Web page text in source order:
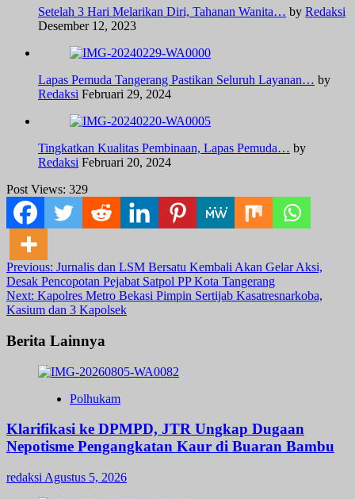
Setelah 3 Hari Melarikan Diri, Tahanan Wanita… by Redaksi
Desember 12, 2023
Lapas Pemuda Tangerang Pastikan Seluruh Layanan… by
Redaksi Februari 29, 2024
Tingkatkan Kualitas Pembinaan, Lapas Pemuda… by
Redaksi Februari 20, 2024
Post Views: 329
Post
navigation
Previous: Jurnalis dan LSM Bersatu Kembali Akan Gelar Aksi,
Desak Pencopotan Pejabat Satpol PP Kota Tangerang
Next: Kapolres Metro Bekasi Pimpin Sertijab Kasatresnarkoba,
Kasium dan 3 Kapolsek
Berita Lainnya
Polhukam
Klarifikasi ke DPMPD, JTR Ungkap Dugaan
Nepotisme Pengangkatan Kaur di Buaran Bambu
redaksi Agustus 5, 2026